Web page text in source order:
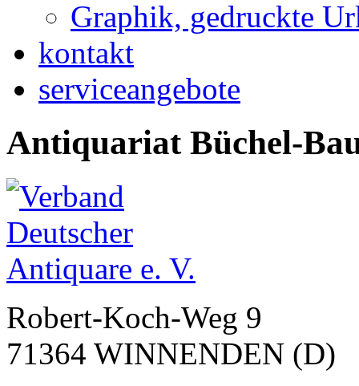
Graphik, gedruckte
kontakt
serviceangebote
Antiquariat Büchel-
Robert-Koch-Weg 9
71364 WINNENDEN (D)